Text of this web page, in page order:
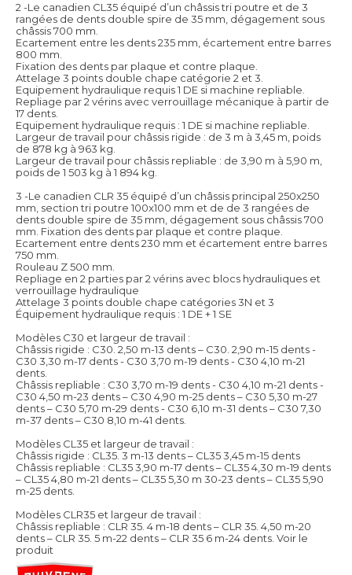
2 -Le canadien CL35 équipé d’un châssis tri poutre et de 3
rangées de dents double spire de 35 mm, dégagement sous
châssis 700 mm.
Ecartement entre les dents 235 mm, écartement entre barres
800 mm.
Fixation des dents par plaque et contre plaque.
Attelage 3 points double chape catégorie 2 et 3.
Equipement hydraulique requis 1 DE si machine repliable.
Repliage par 2 vérins avec verrouillage mécanique à partir de
17 dents.
Equipement hydraulique requis : 1 DE si machine repliable.
Largeur de travail pour châssis rigide : de 3 m à 3,45 m, poids
de 878 kg à 963 kg.
Largeur de travail pour châssis repliable : de 3,90 m à 5,90 m,
poids de 1 503 kg à 1 894 kg.
3 -Le canadien CLR 35 équipé d’un châssis principal 250x250
mm, section tri poutre 100x100 mm et de de 3 rangées de
dents double spire de 35 mm, dégagement sous châssis 700
mm. Fixation des dents par plaque et contre plaque.
Ecartement entre dents 230 mm et écartement entre barres
750 mm.
Rouleau Z 500 mm.
Repliage en 2 parties par 2 vérins avec blocs hydrauliques et
verrouillage hydraulique
Attelage 3 points double chape catégories 3N et 3
Équipement hydraulique requis : 1 DE + 1 SE
Modèles C30 et largeur de travail :
Châssis rigide : C30. 2,50 m-13 dents – C30. 2,90 m-15 dents -
C30 3,30 m-17 dents - C30 3,70 m-19 dents - C30 4,10 m-21
dents.
Châssis repliable : C30 3,70 m-19 dents - C30 4,10 m-21 dents -
C30 4,50 m-23 dents – C30 4,90 m-25 dents – C30 5,30 m-27
dents – C30 5,70 m-29 dents - C30 6,10 m-31 dents – C30 7,30
m-37 dents – C30 8,10 m-41 dents.
Modèles CL35 et largeur de travail :
Châssis rigide : CL35. 3 m-13 dents – CL35 3,45 m-15 dents
Châssis repliable : CL35 3,90 m-17 dents – CL35 4,30 m-19 dents
– CL35 4,80 m-21 dents – CL35 5,30 m 30-23 dents – CL35 5,90
m-25 dents.
Modèles CLR35 et largeur de travail :
Châssis repliable : CLR 35. 4 m-18 dents – CLR 35. 4,50 m-20
dents – CLR 35. 5 m-22 dents – CLR 35 6 m-24 dents. Voir le
produit